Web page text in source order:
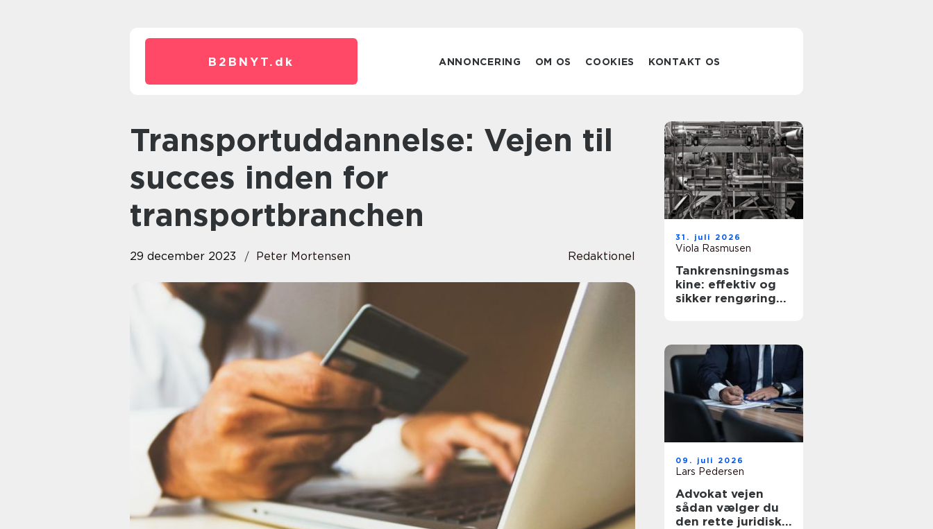
B2BNYT. dk ANNONCERING OM OS COOKIES KONTAKT OS
Transportuddannelse: Vejen til
succes inden for
transportbranchen
29 december 2023 Peter Mortensen Redaktionel
31. juli 2026
Viola Rasmusen
Tankrensningsmas
kine: effektiv og
sikker rengøring
09. juli 2026
Lars Pedersen
Advokat vejen
sådan vælger du
den rette juridiske